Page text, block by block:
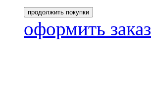
продолжить покупки
оформить заказ